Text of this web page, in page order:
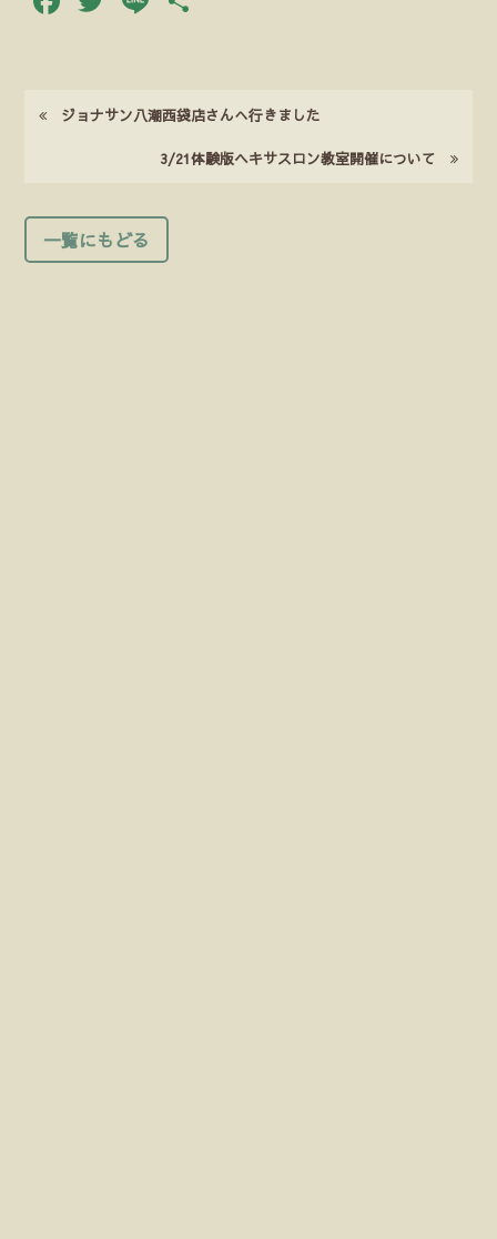
ジョナサン八潮西袋店さんへ行きました
3/21体験版ヘキサスロン教室開催について
一覧にもどる